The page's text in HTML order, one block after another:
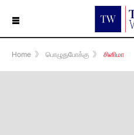
☰
Home 》 பொழுதுபோக்கு 》 சினிமா